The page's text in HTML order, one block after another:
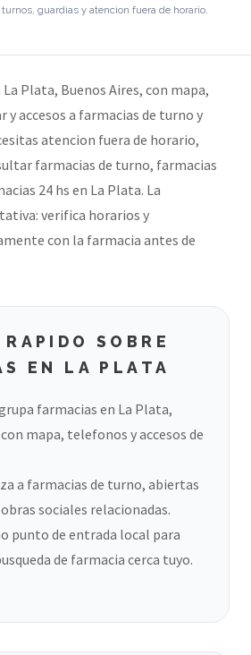
guardias y atencion fuera de horario.
Plata, Buenos Aires, con mapa,
accesos a farmacias de turno y
atencion fuera de horario,
farmacias de turno, farmacias
24 hs en La Plata. La
verifica horarios y
con la farmacia antes de
RAPIDO SOBRE
EN LA PLATA
farmacias en La Plata,
mapa, telefonos y accesos de
a farmacias de turno, abiertas
sociales relacionadas.
punto de entrada local para
de farmacia cerca tuyo.